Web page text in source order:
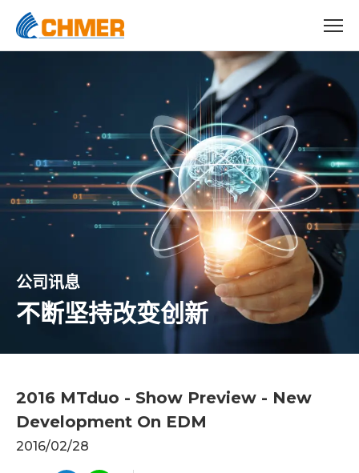
公司讯息
不断坚持改变创新
2016 MTduo - Show Preview - New
Development On EDM
2016/02/28